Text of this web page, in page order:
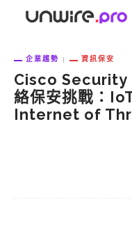
企業趨勢 資訊保安
Cisco Security
絡保安挑戰：
Internet of